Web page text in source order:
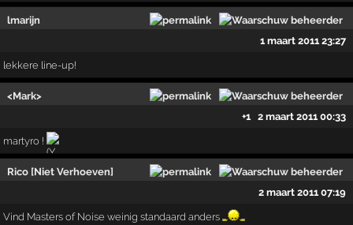
lmarijn
1 maart 2011 23:27
lekkere line-up!
<Mark>
+1
2 maart 2011 00:33
martyro !
Rico [Niet Verhoeven]
2 maart 2011 07:19
Vind Masters of Noise weinig standaard anders